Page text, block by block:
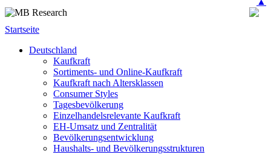
Startseite
Deutschland
Kaufkraft
Sortiments- und Online-Kaufkraft
Kaufkraft nach Altersklassen
Consumer Styles
Tagesbevölkerung
Einzelhandelsrelevante Kaufkraft
EH-Umsatz und Zentralität
Bevölkerungsentwicklung
Haushalts- und Bevölkerungsstrukturen